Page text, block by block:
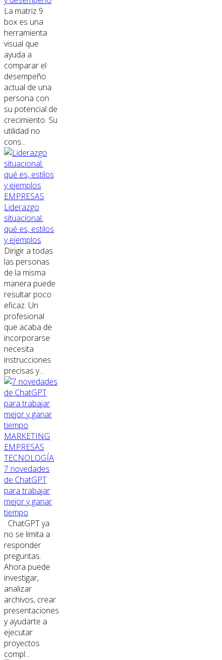
La matriz 9
box es una
herramienta
visual que
ayuda a
comparar el
desempeño
actual de una
persona con
su potencial de
crecimiento. Su
utilidad no
cons...
EMPRESAS
Liderazgo
situacional:
qué es, estilos
y ejemplos
Dirigir a todas
las personas
de la misma
manera puede
resultar poco
eficaz. Un
profesional
que acaba de
incorporarse
necesita
instrucciones
precisas y...
MARKETING
EMPRESAS
TECNOLOGÍA
7 novedades
de ChatGPT
para trabajar
mejor y ganar
tiempo
ChatGPT ya
no se limita a
responder
preguntas.
Ahora puede
investigar,
analizar
archivos, crear
presentaciones
y ayudarte a
ejecutar
proyectos
compl...